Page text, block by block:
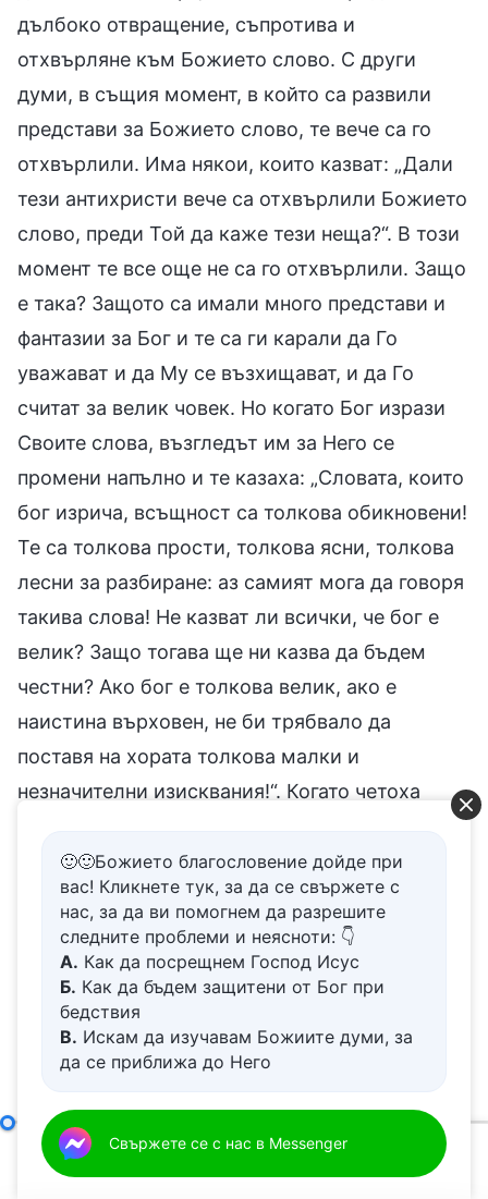
дълбоко отвращение, съпротива и
отхвърляне към Божието слово. С други
думи, в същия момент, в който са развили
представи за Божието слово, те вече са го
отхвърлили. Има някои, които казват: „Дали
тези антихристи вече са отхвърлили Божието
слово, преди Той да каже тези неща?“. В този
момент те все още не са го отхвърлили. Защо
е така? Защото са имали много представи и
фантазии за Бог и те са ги карали да Го
уважават и да Му се възхищават, и да Го
считат за велик човек. Но когато Бог изрази
Своите слова, възгледът им за Него се
промени напълно и те казаха: „Словата, които
бог изрича, всъщност са толкова обикновени!
Те са толкова прости, толкова ясни, толкова
лесни за разбиране: аз самият мога да говоря
такива слова! Не казват ли всички, че бог е
велик? Защо тогава ще ни казва да бъдем
честни? Ако бог е толкова велик, ако е
наистина върховен, не би трябвало да
поставя на хората толкова малки и
незначителни изисквания!“. Когато четоха
повърхностно, и почувстваха, че то не
съответства на представите на хората, нито е
в съгласие с великия образ и идентичност на
Бог, те развиха представи за Божиите слова.
На фона на развиването на тези представи, в
тях се породи дълбоко отвращение към
Божиите слова и впоследствие дигата в
дълбините на сърцата им, която е удържала
техните фантазии и представи за Бог, се срина
напълно. Какъв е резултатът от това сриване?
🙂🙂Божието благословение дойде при
вас! Кликнете тук, за да се свържете с
нас, за да ви помогнем да разрешите
следните проблеми и неясноти: 👇
А. Как да посрещнем Господ Исус
Б. Как да бъдем защитени от Бог при
бедствия
В. Искам да изучавам Божиите думи, за
да се приближа до Него
живот
Д.Имам молба за молитва
Свържете се с нас в Messenger